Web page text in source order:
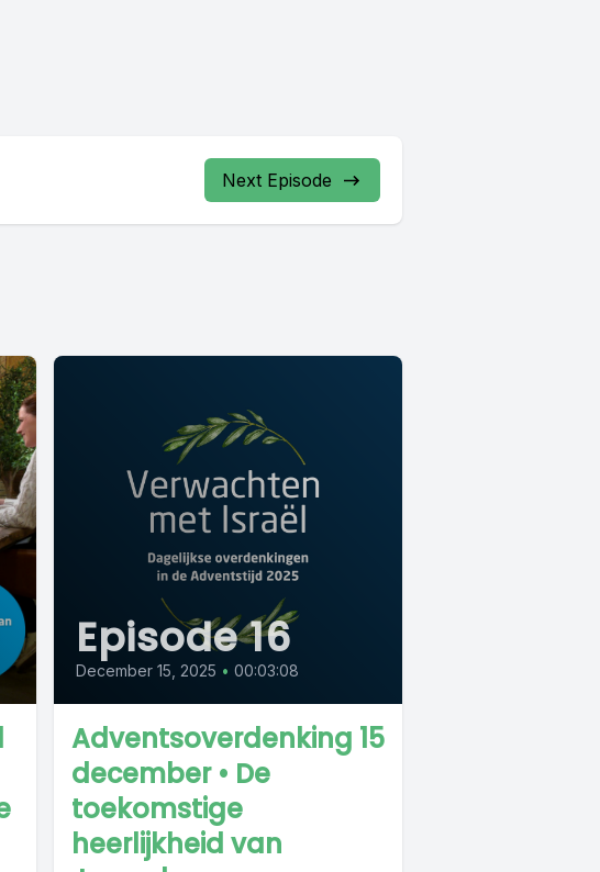
Next Episode
Episode 16
December 15, 2025 • 00:03:08
Adventsoverdenking 15
december • De
toekomstige
heerlijkheid van